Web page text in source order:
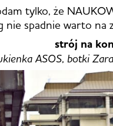
tylko, że
nie spadnie warto na
strój na
ASOS, botki